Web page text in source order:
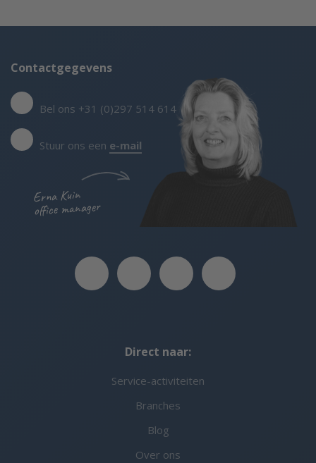
Erna Kuin
office manager
Contactgegevens
Bel ons +31 (0)297 514 614
Stuur ons een e-mail
Direct naar:
Service-activiteiten
Branches
Blog
Over ons